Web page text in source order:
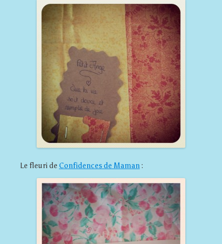
Le fleuri de Confidences de Maman :